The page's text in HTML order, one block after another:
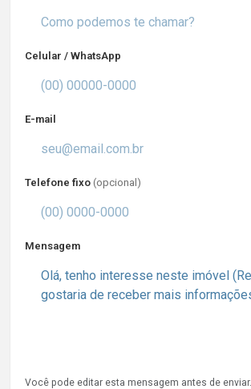
Celular / WhatsApp
E-mail
Telefone fixo (opcional)
Mensagem
Você pode editar esta mensagem antes de enviar.